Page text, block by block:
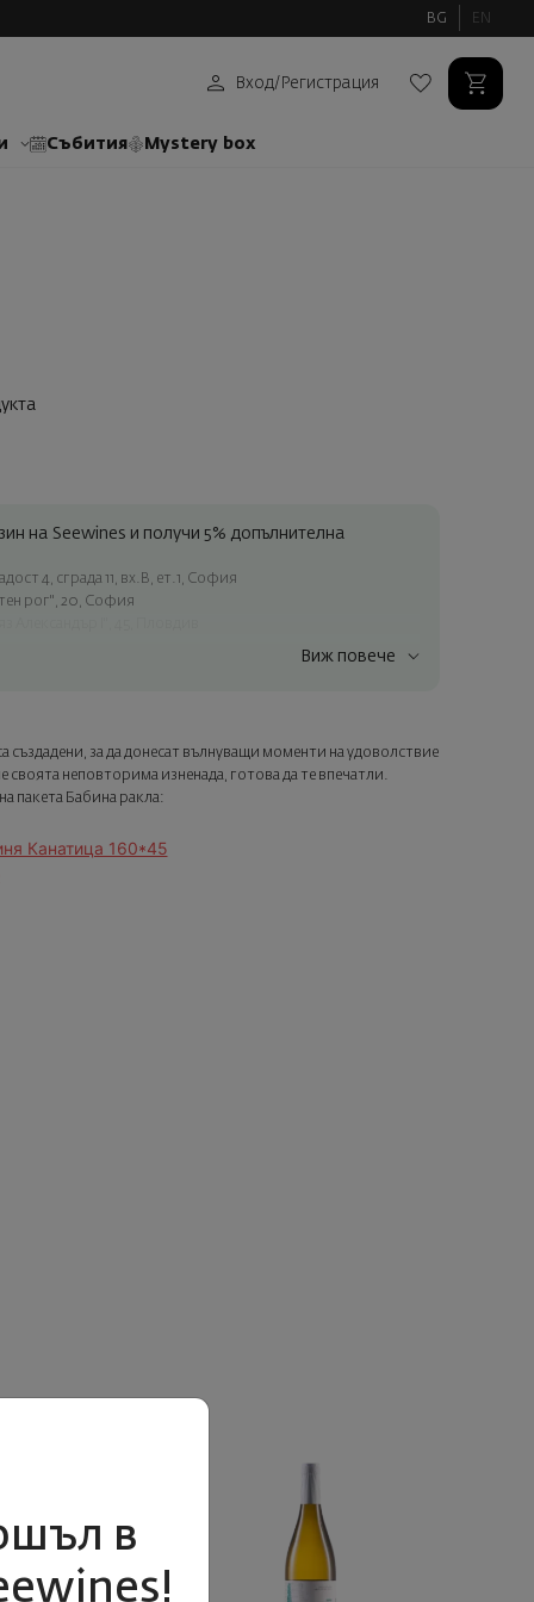
BG EN
Вход/ Регистрация
Събития Mystery box
на Seewines и получи 5% допълнителна
4, сграда 11, вх.В, ет.1, София
рог", 20, София
страна
опаковка и персонализирана картичка с ваше пожелание.
стъпка от поръчката.
Виж повече
създадени, за да донесат вълнуващи моменти на удоволствие
своята неповторима изненада, готова да те впечатли.
пакета Бабина ракла:
Канатица 160*45
в